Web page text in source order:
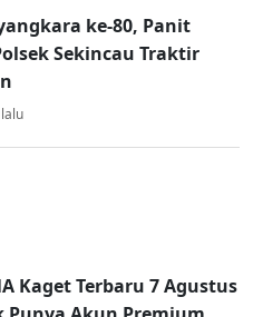
ke-80, Panit
Sekincau Traktir
Kaget Terbaru 7 Agustus